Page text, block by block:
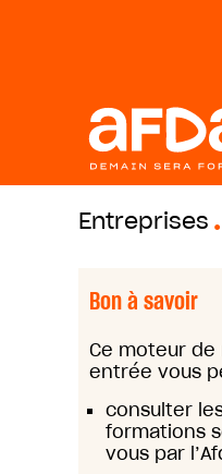
Entreprises
Bon à savoir
Ce moteur
entrée vous
consulter
formations
vous par